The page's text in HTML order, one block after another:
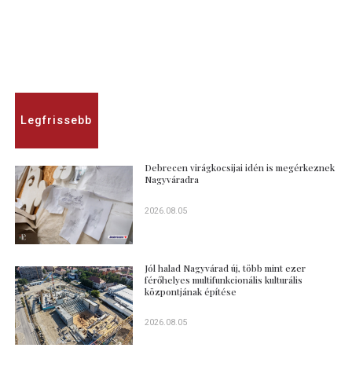
Legfrissebb
Debrecen virágkocsijai idén is megérkeznek
Nagyváradra
2026.08.05
Jól halad Nagyvárad új, több mint ezer
férőhelyes multifunkcionális kulturális
központjának építése
2026.08.05